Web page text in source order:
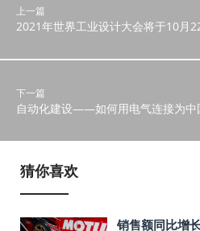
上一篇
2021年世界工业设计大会将于10月
下一篇
自动化建设——如何用电气连接为中
猜你喜欢
销售额同比增